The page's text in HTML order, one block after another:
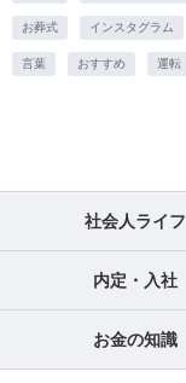
お葬式 インスタグラム
言葉 おすすめ 運転
社会人ライフ
内定・入社
お金の知識